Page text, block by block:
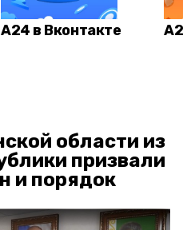
А24 в Вконтакте
области из
призвали
и порядок